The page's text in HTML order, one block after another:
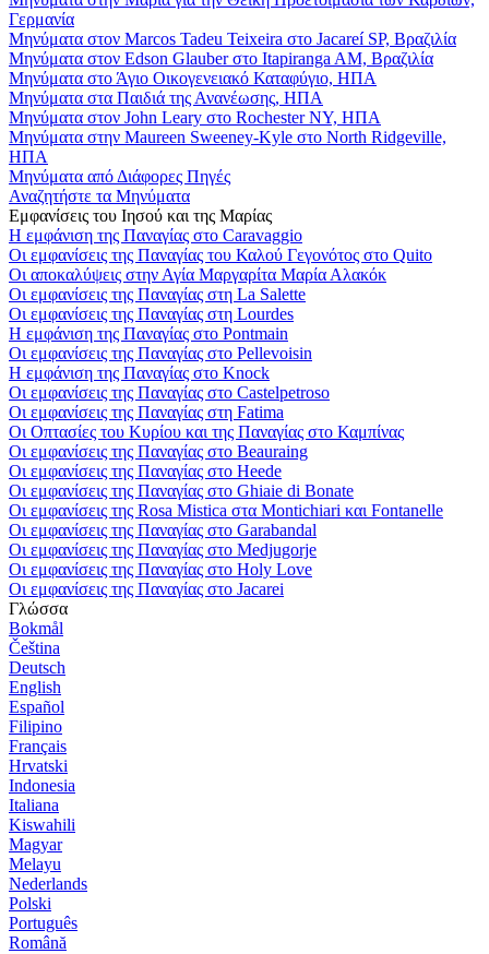
Γερμανία
Μηνύματα στον Marcos Tadeu Teixeira στο Jacareí SP, Βραζιλία
Μηνύματα στον Edson Glauber στο Itapiranga AM, Βραζιλία
Μηνύματα στο Άγιο Οικογενειακό Καταφύγιο, ΗΠΑ
Μηνύματα στα Παιδιά της Ανανέωσης, ΗΠΑ
Μηνύματα στον John Leary στο Rochester NY, ΗΠΑ
Μηνύματα στην Maureen Sweeney-Kyle στο North Ridgeville,
ΗΠΑ
Μηνύματα από Διάφορες Πηγές
Αναζητήστε τα Μηνύματα
Εμφανίσεις του Ιησού και της Μαρίας
Η εμφάνιση της Παναγίας στο Caravaggio
Οι εμφανίσεις της Παναγίας του Καλού Γεγονότος στο Quito
Οι αποκαλύψεις στην Αγία Μαργαρίτα Μαρία Αλακόκ
Οι εμφανίσεις της Παναγίας στη La Salette
Οι εμφανίσεις της Παναγίας στη Lourdes
Η εμφάνιση της Παναγίας στο Pontmain
Οι εμφανίσεις της Παναγίας στο Pellevoisin
Η εμφάνιση της Παναγίας στο Knock
Οι εμφανίσεις της Παναγίας στο Castelpetroso
Οι εμφανίσεις της Παναγίας στη Fatima
Οι Οπτασίες του Κυρίου και της Παναγίας στο Καμπίνας
Οι εμφανίσεις της Παναγίας στο Beauraing
Οι εμφανίσεις της Παναγίας στο Heede
Οι εμφανίσεις της Παναγίας στο Ghiaie di Bonate
Οι εμφανίσεις της Rosa Mistica στα Montichiari και Fontanelle
Οι εμφανίσεις της Παναγίας στο Garabandal
Οι εμφανίσεις της Παναγίας στο Medjugorje
Οι εμφανίσεις της Παναγίας στο Holy Love
Οι εμφανίσεις της Παναγίας στο Jacarei
Γλώσσα
Bokmål
Čeština
Deutsch
English
Español
Filipino
Français
Hrvatski
Indonesia
Italiana
Kiswahili
Magyar
Melayu
Nederlands
Polski
Português
Română